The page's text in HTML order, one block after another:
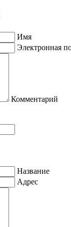
Имя
Электронная
Комментарий
Название
Адрес